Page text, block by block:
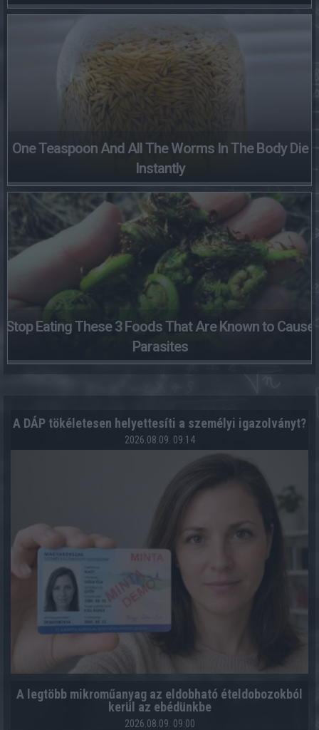
One Teaspoon And All The Worms In The Body Die
Instantly
Stop Eating These 3 Foods That Are Known to Cause
Parasites
A DÁP tökéletesen helyettesíti a személyi igazolványt?
2026.08.09. 09:14
A legtöbb mikroműanyag az eldobható ételdobozokból
kerül az ebédünkbe
2026.08.09. 09:00